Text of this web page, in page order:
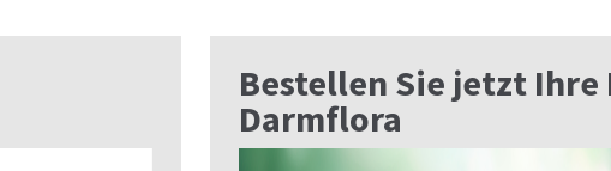
Bestellen Sie jetzt
Darmflora